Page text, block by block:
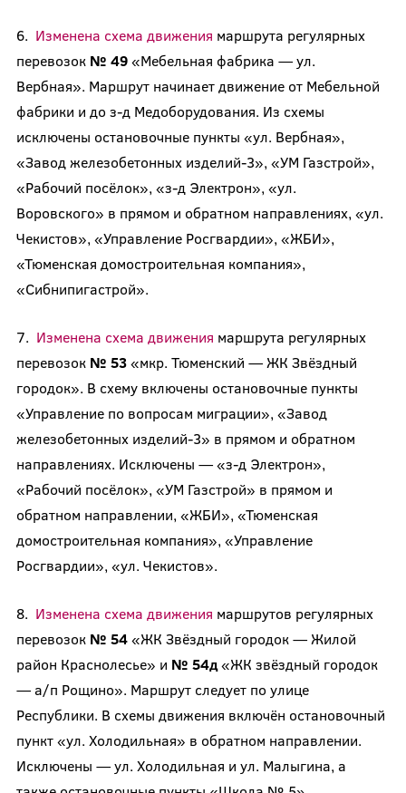
6. Изменена схема движения маршрута регулярных
перевозок № 49«Мебельная фабрика — ул.
Вербная». Маршрут начинает движение от Мебельной
фабрики и до з-д Медоборудования. Из схемы
исключены остановочные пункты «ул. Вербная»,
«Завод железобетонных изделий-3», «УМ Газстрой»,
«Рабочий посёлок», «з-д Электрон», «ул.
Воровского» в прямом и обратном направлениях, «ул.
Чекистов», «Управление Росгвардии», «ЖБИ»,
«Тюменская домостроительная компания»,
«Сибнипигастрой».
7. Изменена схема движения маршрута регулярных
перевозок № 53«мкр. Тюменский — ЖК Звёздный
городок». В схему включены остановочные пункты
«Управление по вопросам миграции», «Завод
железобетонных изделий-3» в прямом и обратном
направлениях. Исключены — «з-д Электрон»,
«Рабочий посёлок», «УМ Газстрой» в прямом и
обратном направлении, «ЖБИ», «Тюменская
домостроительная компания», «Управление
Росгвардии», «ул. Чекистов».
8. Изменена схема движения маршрутов регулярных
перевозок № 54«ЖК Звёздный городок — Жилой
район Краснолесье» и № 54д«ЖК звёздный городок
— а/п Рощино». Маршрут следует по улице
Республики. В схемы движения включён остановочный
пункт «ул. Холодильная» в обратном направлении.
Исключены — ул. Холодильная и ул. Малыгина, а